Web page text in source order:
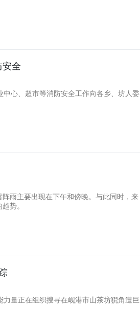
安全
心、超市等消防安全工作向各乡、坊人委
雨主要出现在下午和傍晚。与此同时，来
势。
量正在组织搜寻在岘港市山茶坊猊角遭巨